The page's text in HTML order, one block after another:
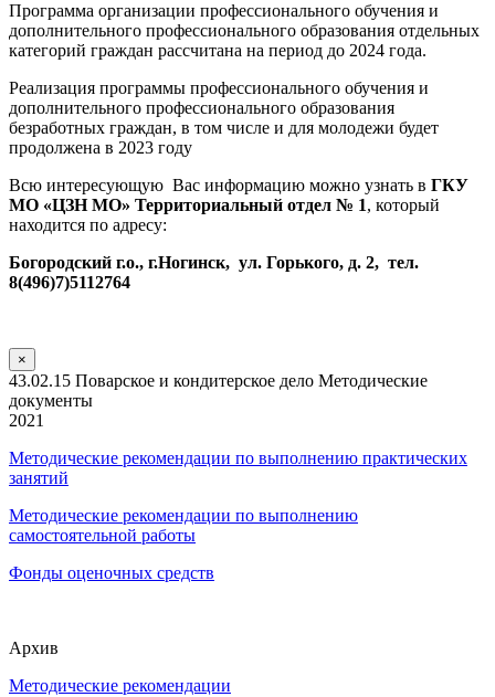
Программа организации профессионального обучения и
дополнительного профессионального образования отдельных
категорий граждан рассчитана на период до 2024 года.
Реализация программы профессионального обучения и
дополнительного профессионального образования
безработных граждан, в том числе и для молодежи будет
продолжена в 2023 году
Всю интересующую Вас информацию можно узнать в ГКУ
МО «ЦЗН МО» Территориальный отдел № 1, который
находится по адресу:
Богородский г.о., г.Ногинск, ул. Горького, д. 2, тел.
8(496)7)5112764
×
43.02.15 Поварское и кондитерское дело Методические
документы
2021
Методические рекомендации по выполнению практических
занятий
Методические рекомендации по выполнению
самостоятельной работы
Фонды оценочных средств
Архив
Методические рекомендации